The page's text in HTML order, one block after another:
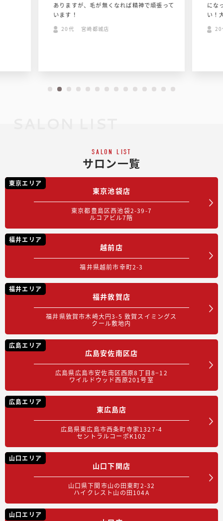
ありますが、毛が無くなれば精神で頑張って
います！
20代 宮崎都城店
にな
い！
SALON LIST
サロン一覧
東京エリア
東京池袋店
東京都豊島区西池袋2-39-7
ルコアビル7階
福井エリア
越前店
福井県越前市幸町2-3
福井エリア
福井敦賀店
福井県敦賀市木崎大円3-5 敦賀スイミングス
クール敷地内
広島エリア
広島安佐南区店
広島県広島市安佐南区西原8丁目8−12
ワイルドウッド西原201号室
広島エリア
東広島店
広島県東広島市西条町寺家1327-4
セントラルコーポK102
山口エリア
山口下関店
山口県下関市山の田東町2-32
ハイクレスト山の田104A
山口エリア